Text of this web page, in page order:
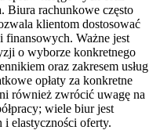
Biura rachunkowe często
klientom dostosować
Ważne jest
o wyborze konkretnego
oraz zakresem usług
opłaty za konkretne
również zwrócić uwagę na
wiele biur jest
elastyczności oferty.